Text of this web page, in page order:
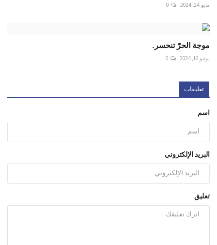
مايو 24, 2024 0
موجة الحرّ تنحسر.
يونيو 16, 2024 0
تعليقات
اسم
البريد الإلكتروني
تعليق